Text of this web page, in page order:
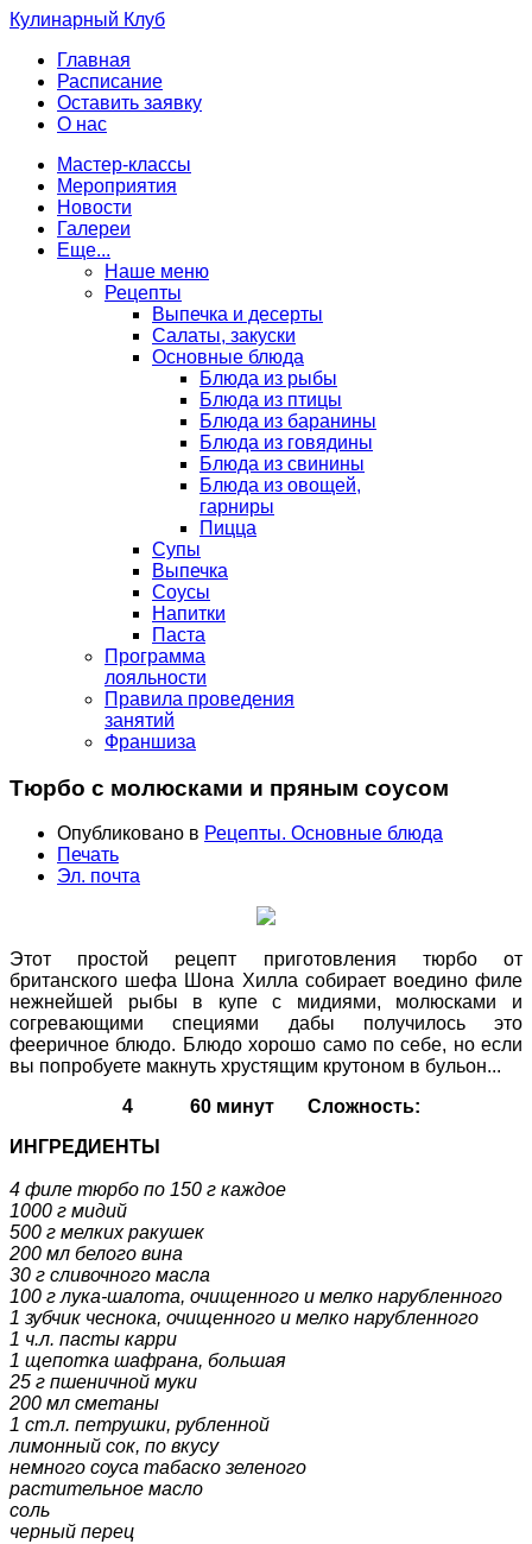
Кулинарный Клуб
Главная
Расписание
Оставить заявку
О нас
Мастер-классы
Мероприятия
Новости
Галереи
Еще...
Наше меню
Рецепты
Выпечка и десерты
Салаты, закуски
Основные блюда
Блюда из рыбы
Блюда из птицы
Блюда из баранины
Блюда из говядины
Блюда из свинины
Блюда из овощей,
гарниры
Пицца
Супы
Выпечка
Соусы
Напитки
Паста
Программа
лояльности
Правила проведения
занятий
Франшиза
Тюрбо с молюсками и пряным соусом
Опубликовано в Рецепты. Основные блюда
Печать
Эл. почта
Этот простой рецепт приготовления тюрбо от
британского шефа Шона Хилла собирает воедино филе
нежнейшей рыбы в купе с мидиями, молюсками и
согревающими специями дабы получилось это
фееричное блюдо. Блюдо хорошо само по себе, но если
вы попробуете макнуть хрустящим крутоном в бульон...
4
60 минут Сложность:
ИНГРЕДИЕНТЫ
4 филе тюрбо по 150 г каждое
1000 г мидий
500 г мелких ракушек
200 мл белого вина
30 г сливочного масла
100 г лука-шалота, очищенного и мелко нарубленного
1 зубчик чеснока, очищенного и мелко нарубленного
1 ч.л. пасты карри
1 щепотка шафрана, большая
25 г пшеничной муки
200 мл сметаны
1 ст.л. петрушки, рубленной
лимонный сок, по вкусу
немного соуса табаско зеленого
растительное масло
соль
черный перец